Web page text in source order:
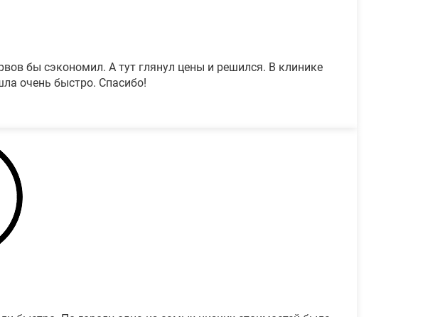
бы сэкономил. А тут глянул цены и решился. В клинике
очень быстро. Спасибо!